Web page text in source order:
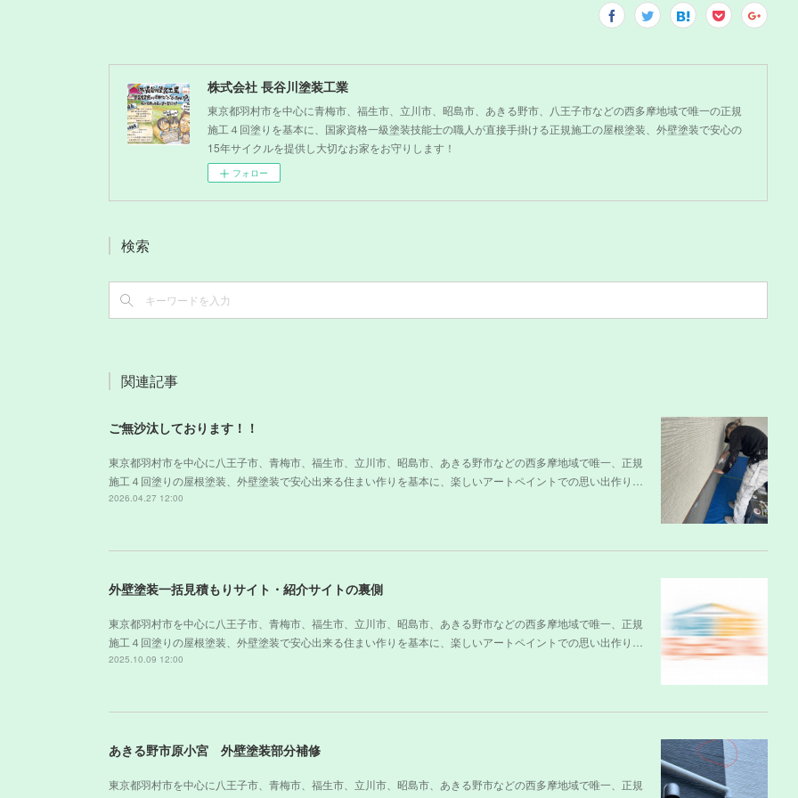
株式会社 長谷川塗装工業
東京都羽村市を中心に青梅市、福生市、立川市、昭島市、あきる野市、八王子市などの西多摩地域で唯一の正規
施工４回塗りを基本に、国家資格一級塗装技能士の職人が直接手掛ける正規施工の屋根塗装、外壁塗装で安心の
15年サイクルを提供し大切なお家をお守りします！
フォロー
検索
関連記事
ご無沙汰しております！！
東京都羽村市を中心に八王子市、青梅市、福生市、立川市、昭島市、あきる野市などの西多摩地域で唯一、正規
施工４回塗りの屋根塗装、外壁塗装で安心出来る住まい作りを基本に、楽しいアートペイントでの思い出作り…
2026.04.27 12:00
外壁塗装一括見積もりサイト・紹介サイトの裏側
東京都羽村市を中心に八王子市、青梅市、福生市、立川市、昭島市、あきる野市などの西多摩地域で唯一、正規
施工４回塗りの屋根塗装、外壁塗装で安心出来る住まい作りを基本に、楽しいアートペイントでの思い出作り…
2025.10.09 12:00
あきる野市原小宮 外壁塗装部分補修
東京都羽村市を中心に八王子市、青梅市、福生市、立川市、昭島市、あきる野市などの西多摩地域で唯一、正規